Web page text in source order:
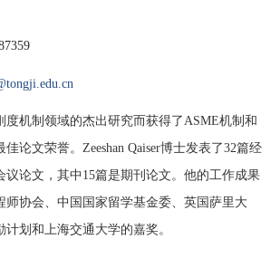
度机制领域的杰出研究而获得了ASME机制和
论文荣誉。Zeeshan Qaiser博士发表了32篇经
议论文，其中15篇是期刊论文。他的工作成果
师协会、中国国家留学基金委、英国萨里大
计划和上海交通大学的嘉奖。